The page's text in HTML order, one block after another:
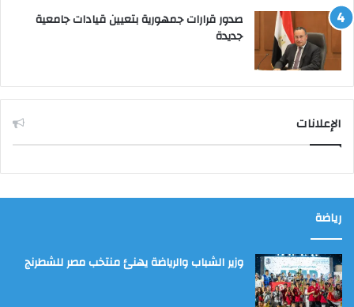
صدور قرارات جمهورية بتعيين قيادات جامعية
جديدة
الإعلانات
رياضة
وزير الشباب والرياضة يهنئ منتخب مصر للشطرنج